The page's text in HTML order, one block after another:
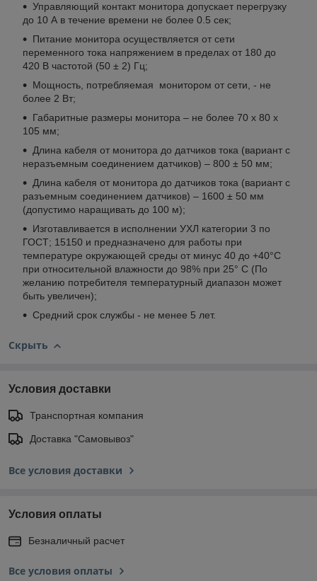
Управляющий контакт монитора допускает перегрузку
до 10 А в течение времени не более 0.5 сек;
Питание монитора осуществляется от сети
переменного тока напряжением в пределах от 180 до
420 В частотой (50 ± 2) Гц;
Мощность, потребляемая монитором от сети, - не
более 2 Вт;
Габаритные размеры монитора – не более 70 х 80 х
105 мм;
Длина кабеля от монитора до датчиков тока (вариант с
неразъемным соединением датчиков) – 800 ± 50 мм;
Длина кабеля от монитора до датчиков тока (вариант с
разъемным соединением датчиков) – 1600 ± 50 мм
(допустимо наращивать до 100 м);
Изготавливается в исполнении УХЛ категории 3 по
ГОСТ; 15150 и предназначено для работы при
температуре окружающей среды от минус 40 до +40°С
при относительной влажности до 98% при 25° С (По
желанию потребителя температурный диапазон может
быть увеличен);
Средний срок службы - не менее 5 лет.
Скрыть
Условия доставки
Транспортная компания
Доставка "Самовывоз"
Все условия доставки
Условия оплаты
Безналичный расчет
Все условия оплаты